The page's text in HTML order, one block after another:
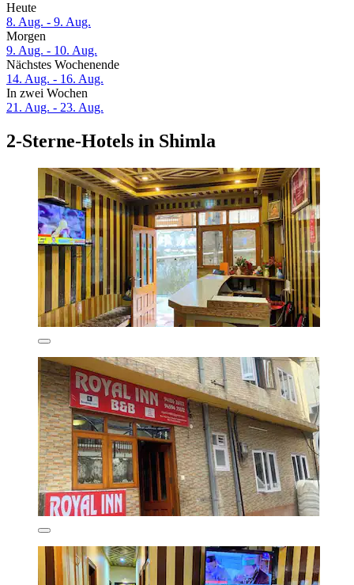
Heute
8. Aug. - 9. Aug.
Morgen
9. Aug. - 10. Aug.
Nächstes Wochenende
14. Aug. - 16. Aug.
In zwei Wochen
21. Aug. - 23. Aug.
2-Sterne-Hotels in Shimla